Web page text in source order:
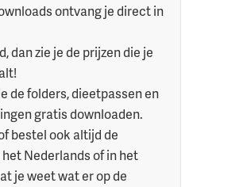
ontvang je direct in
dan zie je de prijzen die je
de folders, dieetpassen en
gratis downloaden.
bestel ook altijd de
Nederlands of in het
je weet wat er op de